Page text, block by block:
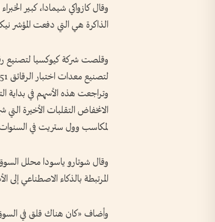
وقال كازواكي شيمادا، كبير
الذاكرة هي التي دفعت المؤشر
الانخفاض التقلبات الأخيرة
⁠لمكاسب وول ستريت ⁠في السنوات
وقال شوتارو ياسودا محلل
المرتبطة بالذكاء ⁠الاصطناعي
وأضاف «كان هناك قلق في